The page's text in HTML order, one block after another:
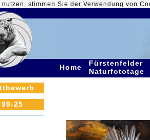
stimmen Sie der Verwendung von
Home
Fürstenfelder
Naturfototage
25